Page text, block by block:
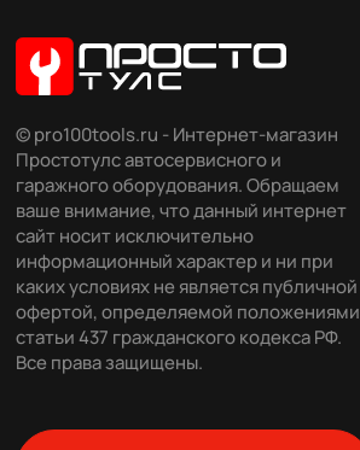
© pro100tools.ru - Интернет-магазин
Простотулс автосервисного и
гаражного оборудования. Обращаем
ваше внимание, что данный интернет
сайт носит исключительно
информационный характер и ни при
каких условиях не является публичной
офертой, определяемой положениями
статьи 437 гражданского кодекса РФ.
Все права защищены.